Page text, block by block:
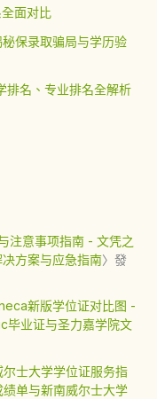
面对比
保录取骗局与学历验
排名、专业排名全解析
注意事项指南 - 文凭之
方案与应急指南〉發
新版学位证对比图 -
业证与圣力嘉学院文
士大学学位证服务指
单与新南威尔士大学